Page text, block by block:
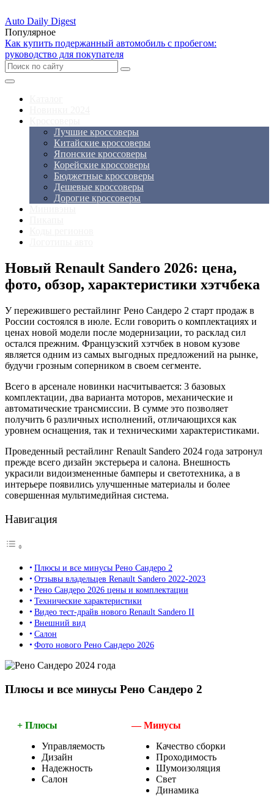
Auto Daily Digest
Популярное
Как купить подержанный автомобиль с пробегом:
руководство для покупателя
Лучшие кроссоверы
Китайские кроссоверы
Японские кроссоверы
Корейские кроссоверы
Бюджетные кроссоверы
Дешевые кроссоверы
Дорогие кроссоверы
Новый Renault Sandero 2026: цена,
фото, обзор, характеристики хэтчбека
У пережившего рестайлинг Рено Сандеро 2 cтарт продаж в
России состоялся в июле. Если говорить о комплектациях и
ценах новой модели после модернизации, то расклад сил
остался прежним. Французский хэтчбек в новом кузове
является одним из самых выгодных предложений на рынке,
будучи грозным соперником в своем сегменте.
Всего в арсенале новинки насчитывается: 3 базовых
комплектации, два варианта моторов, механические и
автоматические трансмиссии. В сумме это позволяет
получить 6 различных исполнений, отличающихся как
уровнем оснащения, так и техническими характеристиками.
Проведенный рестайлинг Renault Sandero 2024 года затронул
прежде всего дизайн экстерьера и салона. Внешность
украсили видоизмененные бамперы и светотехника, а в
интерьере появились улучшенные материалы и более
совершенная мультимедийная система.
Навигация
Плюсы и все минусы Рено Сандеро 2
Отзывы владельцев Renault Sandero 2022-2023
Рено Сандеро 2026 цены и комплектации
Технические характеристики
Видео тест-драйв нового Renault Sandero II
Внешний вид
Салон
Фото нового Рено Сандеро 2026
Плюсы и все минусы Рено Сандеро 2
+ Плюсы
Управляемость
Дизайн
Надежность
Салон
— Минусы
Качество сборки
Проходимость
Шумоизоляция
Свет
Динамика